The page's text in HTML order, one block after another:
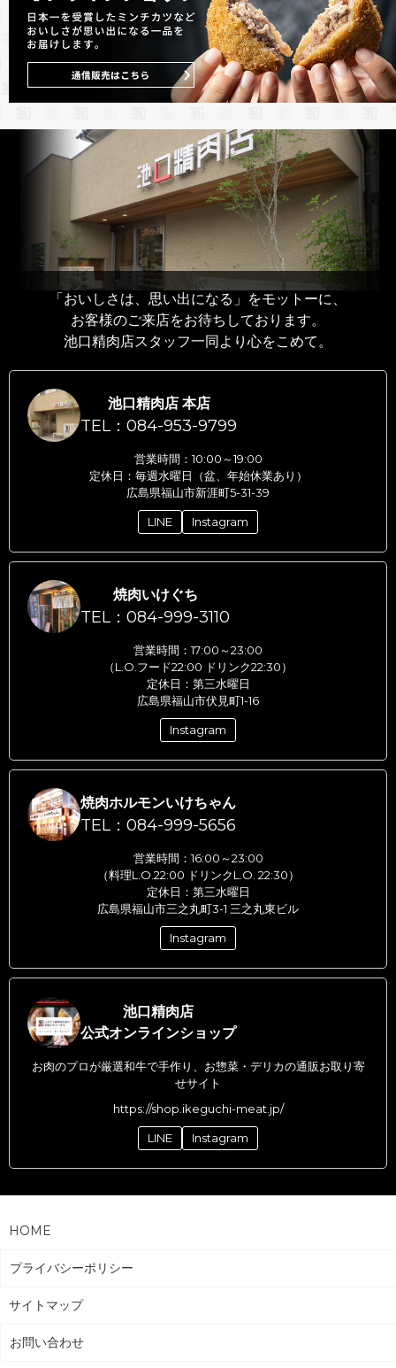
「おいしさは、思い出になる」をモットーに、
お客様のご来店をお待ちしております。
池口精肉店スタッフ一同より心をこめて。
池口精肉店 本店
TEL：084-953-9799
営業時間：10:00～19:00
定休日：毎週水曜日（盆、年始休業あり）
広島県福山市新涯町5-31-39
LINE Instagram
焼肉いけぐち
TEL：084-999-3110
営業時間：17:00～23:00
（L.O.フード22:00 ドリンク22:30）
定休日：第三水曜日
広島県福山市伏見町1-16
Instagram
焼肉ホルモンいけちゃん
TEL：084-999-5656
営業時間：16:00～23:00
（料理L.O.22:00 ドリンクL.O. 22:30）
定休日：第三水曜日
広島県福山市三之丸町3-1 三之丸東ビル
Instagram
池口精肉店
公式オンラインショップ
お肉のプロが厳選和牛で手作り、お惣菜・デリカの通販お取り寄
せサイト
https://shop.ikeguchi-meat.jp/
LINE Instagram
HOME
プライバシーポリシー
サイトマップ
お問い合わせ